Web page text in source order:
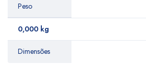
Peso
0,000 kg
Dimensões